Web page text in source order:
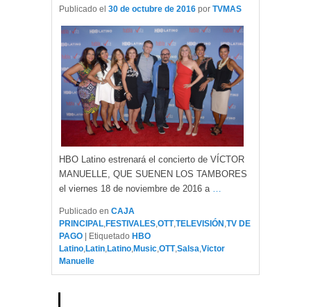
Publicado el 30 de octubre de 2016 por TVMAS
HBO Latino estrenará el concierto de VÍCTOR
MANUELLE, QUE SUENEN LOS TAMBORES
el viernes 18 de noviembre de 2016 a …
Publicado en CAJA
PRINCIPAL,FESTIVALES,OTT,TELEVISIÓN ,TV DE
PAGO
Etiquetado HBO
Latino,Latin,Latino,Music,OTT,Salsa,Victor
Manuelle